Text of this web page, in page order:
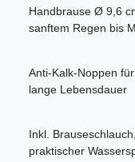
Handbrause Ø 9,6
sanftem Regen bis
Anti-Kalk-Noppen
lange Lebensdauer
Inkl.
praktischer